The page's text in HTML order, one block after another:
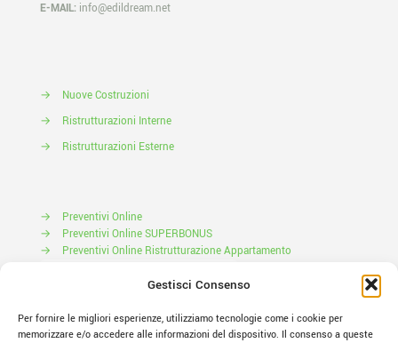
Gestisci Consenso
Per fornire le migliori esperienze, utilizziamo tecnologie come i cookie per
memorizzare e/o accedere alle informazioni del dispositivo. Il consenso a queste
E-MAIL: info@edildream.net
→
Nuove Costruzioni
→
Ristrutturazioni Interne
→
Ristrutturazioni Esterne
→
Preventivi Online
→
Preventivi Online SUPERBONUS
→
Preventivi Online Ristrutturazione Appartamento
Prenota il tuo Sopralluogo